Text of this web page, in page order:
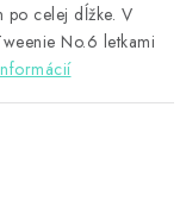
po celej dĺžke. V
No.6 letkami